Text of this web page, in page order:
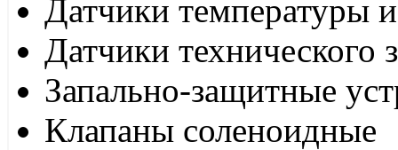
Датчики температуры
Датчики технического
Запально-защитные
Клапаны соленоидные